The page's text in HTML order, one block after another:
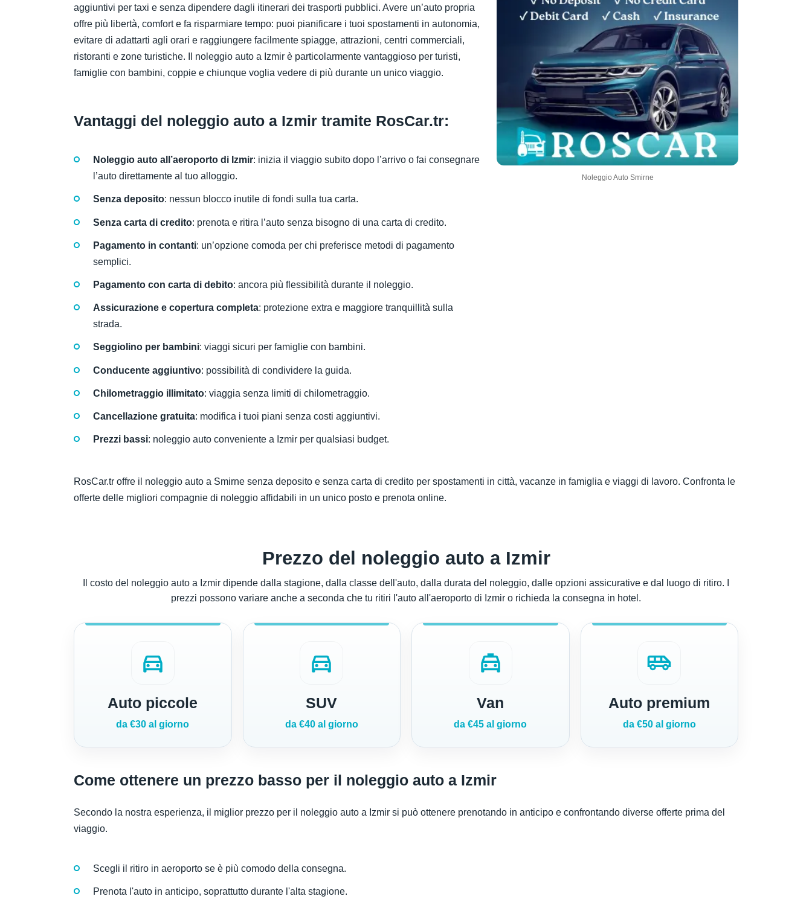
Noleggio Auto Smirne
aggiuntivi per taxi e senza dipendere dagli itinerari dei trasporti pubblici. Avere un’auto propria
offre più libertà, comfort e fa risparmiare tempo: puoi pianificare i tuoi spostamenti in autonomia,
evitare di adattarti agli orari e raggiungere facilmente spiagge, attrazioni, centri commerciali,
ristoranti e zone turistiche. Il noleggio auto a Izmir è particolarmente vantaggioso per turisti,
famiglie con bambini, coppie e chiunque voglia vedere di più durante un unico viaggio.
Vantaggi del noleggio auto a Izmir tramite RosCar.tr:
Noleggio auto all’aeroporto di Izmir: inizia il viaggio subito dopo l’arrivo o fai consegnare
l’auto direttamente al tuo alloggio.
Senza deposito: nessun blocco inutile di fondi sulla tua carta.
Senza carta di credito: prenota e ritira l’auto senza bisogno di una carta di credito.
Pagamento in contanti: un’opzione comoda per chi preferisce metodi di pagamento
semplici.
Pagamento con carta di debito: ancora più flessibilità durante il noleggio.
Assicurazione e copertura completa: protezione extra e maggiore tranquillità sulla
strada.
Seggiolino per bambini: viaggi sicuri per famiglie con bambini.
Conducente aggiuntivo: possibilità di condividere la guida.
Chilometraggio illimitato: viaggia senza limiti di chilometraggio.
Cancellazione gratuita: modifica i tuoi piani senza costi aggiuntivi.
Prezzi bassi: noleggio auto conveniente a Izmir per qualsiasi budget.
RosCar.tr offre il noleggio auto a Smirne senza deposito e senza carta di credito per spostamenti in città, vacanze in famiglia e viaggi di lavoro. Confronta le
offerte delle migliori compagnie di noleggio affidabili in un unico posto e prenota online.
Prezzo del noleggio auto a Izmir
Il costo del noleggio auto a Izmir dipende dalla stagione, dalla classe dell'auto, dalla durata del noleggio, dalle opzioni assicurative e dal luogo di ritiro. I
prezzi possono variare anche a seconda che tu ritiri l'auto all'aeroporto di Izmir o richieda la consegna in hotel.
directions_car
Auto piccole
da €30 al giorno
directions_car
SUV
da €40 al giorno
local_taxi
Van
da €45 al giorno
airport_shuttle
Auto premium
da €50 al giorno
Come ottenere un prezzo basso per il noleggio auto a Izmir
Secondo la nostra esperienza, il miglior prezzo per il noleggio auto a Izmir si può ottenere prenotando in anticipo e confrontando diverse offerte prima del
viaggio.
Scegli il ritiro in aeroporto se è più comodo della consegna.
Prenota l'auto in anticipo, soprattutto durante l'alta stagione.